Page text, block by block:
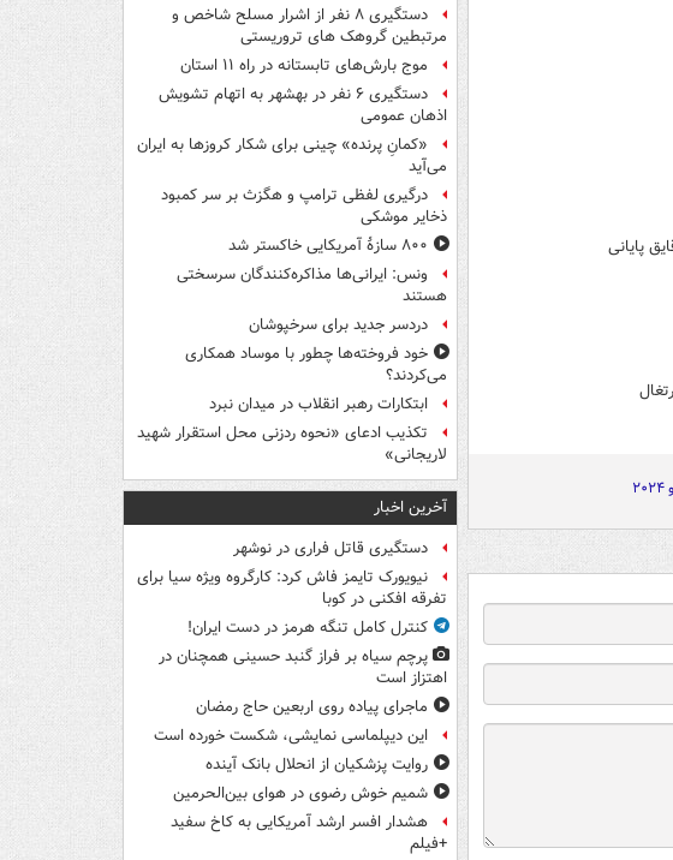
دستگیری ۸ نفر از اشرار مسلح شاخص و
مرتبطین گروهک های تروریستی
موج بارش‌های تابستانه در راه ۱۱ استان
دستگیری ۶ نفر در بهشهر به اتهام تشویش
اذهان عمومی
«کمانِ پرنده» چینی برای شکار کروزها به ایران
می‌آید
درگیری لفظی ترامپ و هگزث بر سر کمبود
ذخایر موشکی
۸۰۰ سازۀ آمریکایی خاکستر شد
ونس: ایرانی‌ها مذاکره‌کنندگان سرسختی
هستند
دردسر جدید برای سرخپوشان
خود فروخته‌ها چطور با موساد همکاری
می‌کردند؟
ابتکارات رهبر انقلاب در میدان نبرد
تکذیب ادعای «نحوه ردزنی محل استقرار شهید
لاریجانی»
آخرین اخبار
دستگیری قاتل فراری در نوشهر
نیویورک تایمز فاش کرد: کارگروه ویژه سیا برای
تفرقه افکنی در کوبا
کنترل کامل تنگه هرمز در دست ایران!
پرچم سیاه بر فراز گنبد حسینی همچنان در
اهتزاز است
ماجرای پیاده روی اربعین حاج رمضان
این دیپلماسی نمایشی، شکست خورده است
روایت پزشکیان از انحلال بانک آینده
شمیم خوش رضوی در هوای بین‌الحرمین
هشدار افسر ارشد آمریکایی به کاخ سفید
+فیلم